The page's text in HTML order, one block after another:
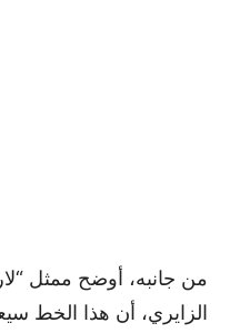
من جانبه، أوضح ممثل
الزايري، أن هذا الخط